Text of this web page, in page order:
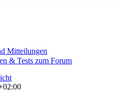
Mitteilungen
& Tests zum Forum